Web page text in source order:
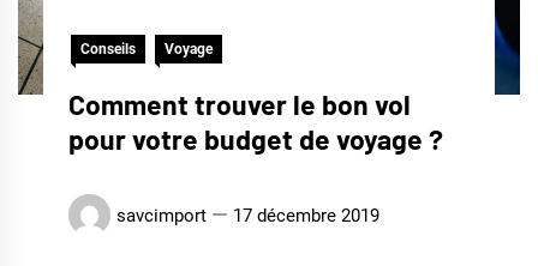
Conseils Voyage
Comment trouver le bon vol
pour votre budget de voyage ?
savcimport 17 décembre 2019